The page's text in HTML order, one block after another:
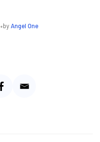
•byAngel One